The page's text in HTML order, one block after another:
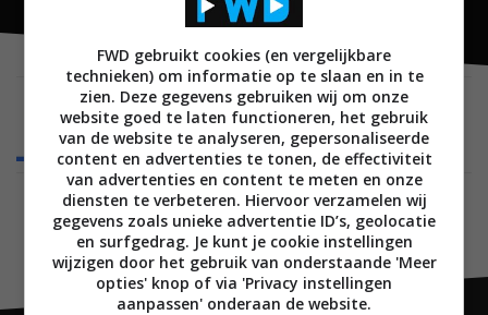
MOBILE 28 MAART 2018
Google neemt Tenor over om gifjes beter
vindbaar te maken
FWD gebruikt cookies (en vergelijkbare
technieken) om informatie op te slaan en in te
zien. Deze gegevens gebruiken wij om onze
website goed te laten functioneren, het gebruik
van de website te analyseren, gepersonaliseerde
content en advertenties te tonen, de effectiviteit
van advertenties en content te meten en onze
diensten te verbeteren. Hiervoor verzamelen wij
gegevens zoals unieke advertentie ID’s, geolocatie
en surfgedrag. Je kunt je cookie instellingen
wijzigen door het gebruik van onderstaande 'Meer
opties' knop of via 'Privacy instellingen
aanpassen' onderaan de website.